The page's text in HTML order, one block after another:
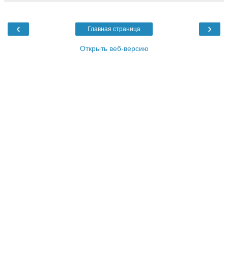
‹ ›
Главная страница
Открыть веб-версию